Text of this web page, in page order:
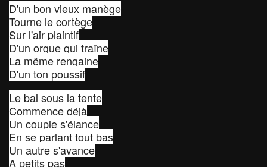
D'un bon vieux manège
Tourne le cortège
Sur l'air plaintif
D'un orgue qui traîne
La même rengaine
D'un ton poussif
Le bal sous la tente
Commence déjà
Un couple s'élance
En se parlant tout bas
Un autre s'avance
A petits pas